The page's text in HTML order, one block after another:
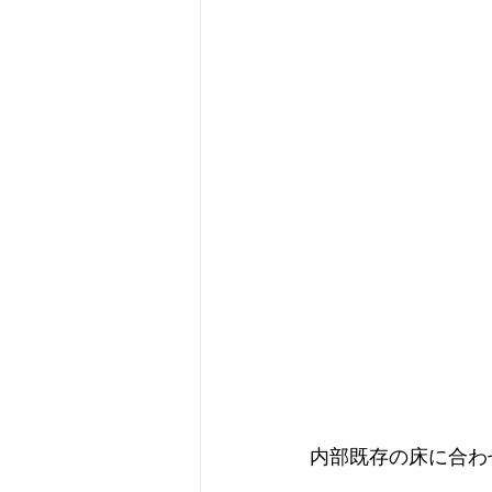
内部既存の床に合